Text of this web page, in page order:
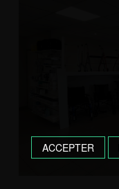
ACCEPTER